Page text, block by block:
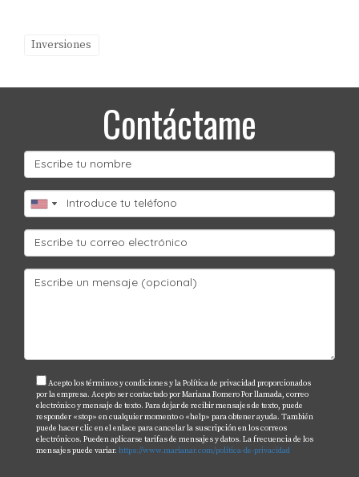
Inversiones
Contáctame
Acepto los términos y condiciones y la Política de privacidad proporcionados
por la empresa. Acepto ser contactado por Mariana Romero Por llamada, correo
electrónico y mensaje de texto. Para dejar de recibir mensajes de texto, puede
responder «stop» en cualquier momento o «help» para obtener ayuda. También
puede hacer clic en el enlace para cancelar la suscripción en los correos
electrónicos. Pueden aplicarse tarifas de mensajes y datos. La frecuencia de los
mensajes puede variar. https://www.marianar.com/politica-de-privacidad